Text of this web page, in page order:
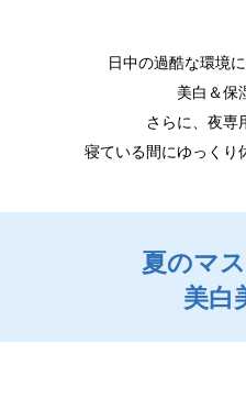
日中の過酷な環境
美白＆保
さらに、夜専
寝ている間にゆっくり
夏のマ
美白